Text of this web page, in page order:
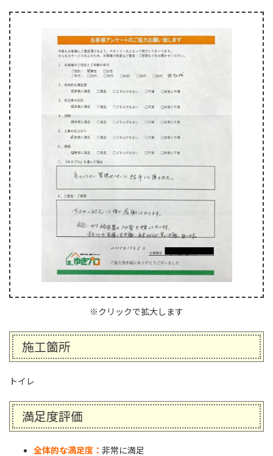
※クリックで拡大します
施工箇所
トイレ
満足度評価
全体的な満足度： 非常に満足